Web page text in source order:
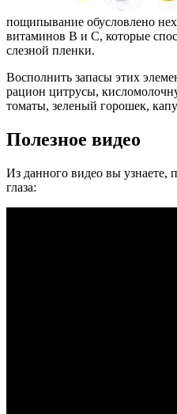
пощипывание обусловлено
витаминов B и C, которые
слезной пленки.
Восполнить запасы этих
рацион цитрусы,
томаты, зеленый горошек,
Полезное видео
Из данного видео вы узнаете,
глаза: